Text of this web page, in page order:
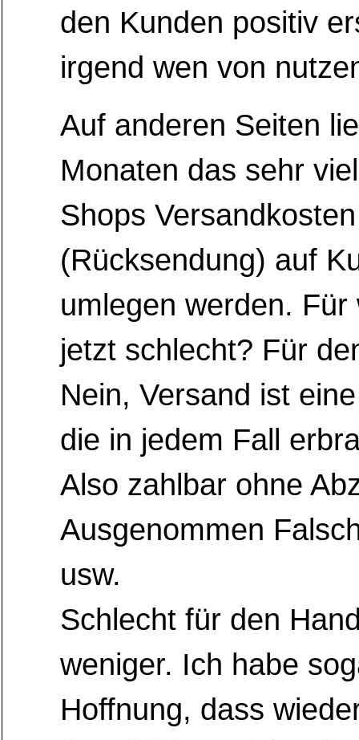
den Kunden positiv
irgend wen von
Auf anderen Seiten
Monaten das sehr
Shops Versandkosten
(Rücksendung) auf
umlegen werden. Für
jetzt schlecht? Für
Nein, Versand ist
die in jedem Fall
Also zahlbar ohne
Ausgenommen
usw.
Schlecht für den
weniger. Ich habe
Hoffnung, dass